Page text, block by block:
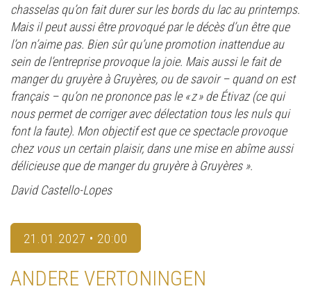
chasselas qu’on fait durer sur les bords du lac au printemps.
Mais il peut aussi être provoqué par le décès d’un être que
l’on n’aime pas. Bien sûr qu’une promotion inattendue au
sein de l’entreprise provoque la joie. Mais aussi le fait de
manger du gruyère à Gruyères, ou de savoir – quand on est
français – qu’on ne prononce pas le « z » de Étivaz (ce qui
nous permet de corriger avec délectation tous les nuls qui
font la faute). Mon objectif est que ce spectacle provoque
chez vous un certain plaisir, dans une mise en abîme aussi
délicieuse que de manger du gruyère à Gruyères ».
David Castello-Lopes
21.01.2027 • 20:00
ANDERE VERTONINGEN